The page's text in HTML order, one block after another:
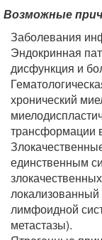
Возможные
Заболевания
Эндокринная
дисфункция и
хронический
трансформации
единственным
локализованный
лимфоидной
метастазы).